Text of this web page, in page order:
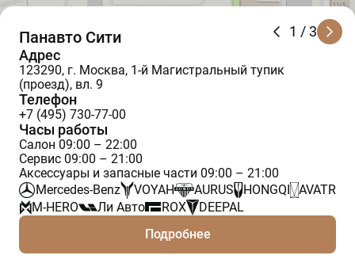
1 / 3
Панавто Сити
Адрес
123290, г. Москва, 1-й Магистральный тупик
(проезд), вл. 9
Телефон
+7 (495) 730-77-00
Часы работы
Салон 09:00 – 22:00
Сервис 09:00 – 21:00
Аксессуары и запасные части 09:00 – 21:00
Mercedes-Benz
VOYAH AURUS HONGQI
AVATR
M-HERO
Ли Авто ROX
DEEPAL
Подробнее